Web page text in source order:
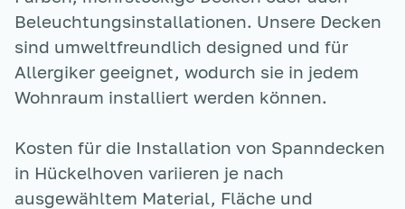
Beleuchtungsinstallationen. Unsere Decken
sind umweltfreundlich designed und für
Allergiker geeignet, wodurch sie in jedem
Wohnraum installiert werden können.
Kosten für die Installation von Spanndecken
in Hückelhoven variieren je nach
ausgewähltem Material, Fläche und